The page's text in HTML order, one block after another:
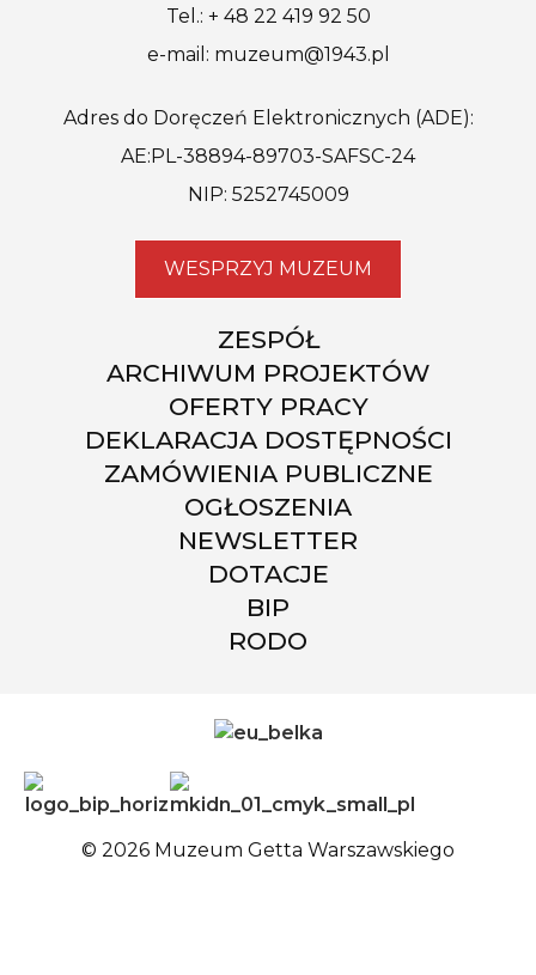
Tel.: + 48 22 419 92 50
e-mail: muzeum@1943.pl
Adres do Doręczeń Elektronicznych (ADE):
AE:PL-38894-89703-SAFSC-24
NIP: 5252745009
WESPRZYJ MUZEUM
ZESPÓŁ
ARCHIWUM PROJEKTÓW
OFERTY PRACY
DEKLARACJA DOSTĘPNOŚCI
ZAMÓWIENIA PUBLICZNE
OGŁOSZENIA
NEWSLETTER
DOTACJE
BIP
RODO
© 2026 Muzeum Getta Warszawskiego